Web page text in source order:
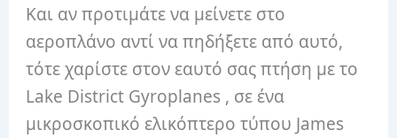
Και αν προτιμάτε να μείνετε στο
αεροπλάνο αντί να πηδήξετε από αυτό,
τότε χαρίστε στον εαυτό σας πτήση με το
Lake District Gyroplanes , σε ένα
μικροσκοπικό ελικόπτερο τύπου James